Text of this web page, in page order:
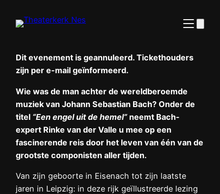
naar
Dit evenement is geannuleerd. Tickethouders
zijn per e-mail geïnformeerd.
Wie was de man achter de wereldberoemde
muziek van Johann Sebastian Bach? Onder de
titel “Een engel uit de hemel” neemt Bach-
expert Rinke van der Valle u mee op een
fascinerende reis door het leven van één van de
grootste componisten aller tijden.
Van zijn geboorte in Eisenach tot zijn laatste
jaren in Leipzig: in deze rijk geïllustreerde lezing